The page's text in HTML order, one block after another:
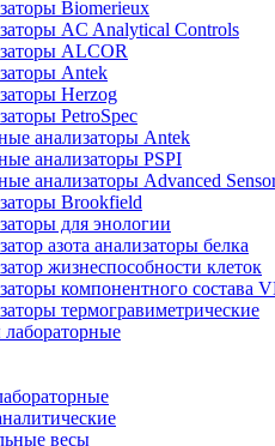
Biomerieux
AC Analytical Controls
ALCOR
Antek
Herzog
PetroSpec
анализаторы Antek
анализаторы PSPI
анализаторы Advanced
Brookfield
для энологии
азота анализаторы белка
жизнеспособности клеток
компонентного состава
термогравиметрические
весы